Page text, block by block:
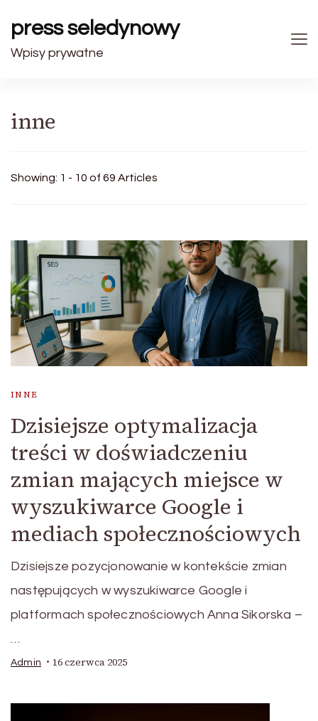
press seledynowy
Wpisy prywatne
inne
Showing: 1 - 10 of 69 Articles
INNE
Dzisiejsze optymalizacja
treści w doświadczeniu
zmian mających miejsce w
wyszukiwarce Google i
mediach społecznościowych
Dzisiejsze pozycjonowanie w kontekście zmian
następujących w wyszukiwarce Google i
platformach społecznościowych Anna Sikorska –
…
Admin 16 czerwca 2025